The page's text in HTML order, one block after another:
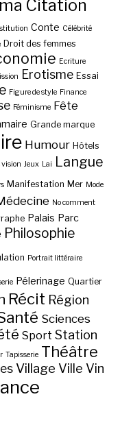
Citation
Conte Célébrité
Droit des femmes
Ecriture
Erotisme Essai
Figure de style Finance
Féminisme Fête
Grande marque
Humour Hôtels
vision Jeux Lai Langue
Manifestation Mer Mode
No comment
Palais Parc
Philosophie
Portrait littéraire
Pélerinage Quartier
Récit Région
Sciences
Sport Station
Tapisserie Théâtre
Village Ville Vin